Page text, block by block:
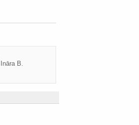
Ināra B.